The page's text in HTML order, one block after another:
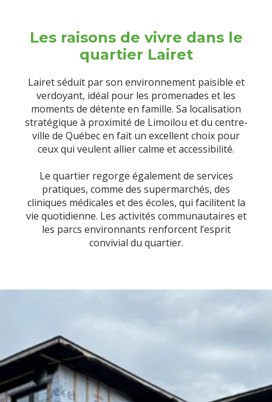
Les raisons de vivre dans le
quartier Lairet
Lairet séduit par son environnement paisible et
verdoyant, idéal pour les promenades et les
moments de détente en famille. Sa localisation
stratégique à proximité de Limoilou et du centre-
ville de Québec en fait un excellent choix pour
ceux qui veulent allier calme et accessibilité.
Le quartier regorge également de services
pratiques, comme des supermarchés, des
cliniques médicales et des écoles, qui facilitent la
vie quotidienne. Les activités communautaires et
les parcs environnants renforcent l’esprit
convivial du quartier.